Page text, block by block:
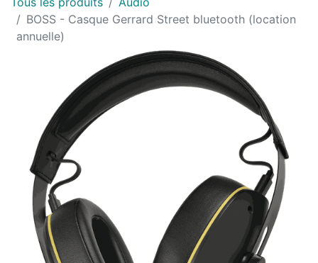
BOSS - Casque Gerrard Street bluetooth (location
annuelle)